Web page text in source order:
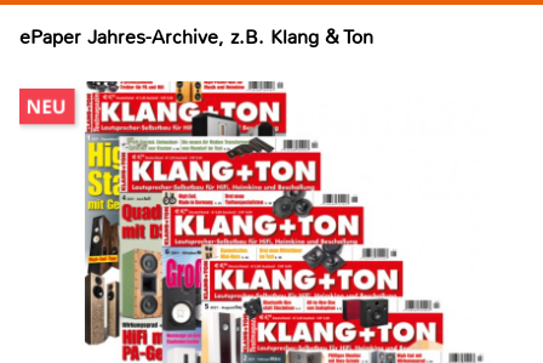
ePaper Jahres-Archive, z.B. Klang & Ton